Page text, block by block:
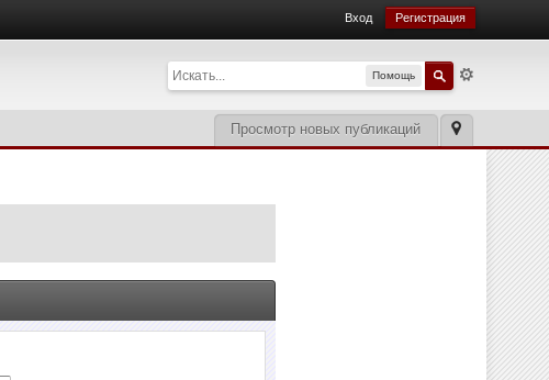
Вход Регистрация
Помощь
Просмотр новых публикаций